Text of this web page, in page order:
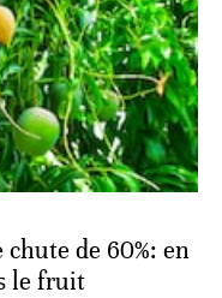
de 60%: en
le fruit